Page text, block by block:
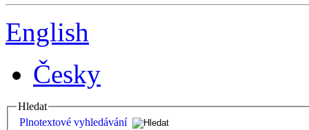
English
Česky
Hledat
Plnotextové vyhledávání